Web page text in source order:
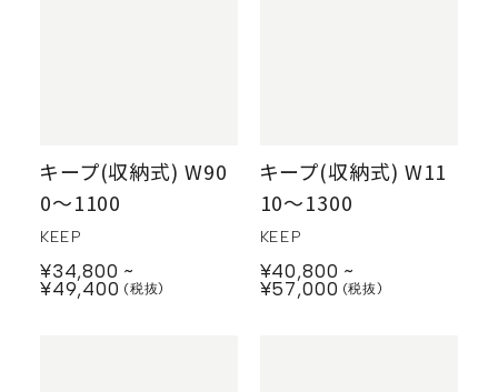
キープ(収納式) W90
0〜1100
KEEP
¥34,800
¥49,400
キープ(収納式) W11
10〜1300
KEEP
¥40,800
¥57,000